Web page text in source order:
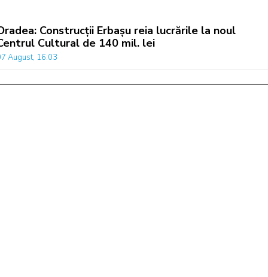
Construcții Erbașu reia lucrările la noul
Cultural de 140 mil. lei
August, 16:03